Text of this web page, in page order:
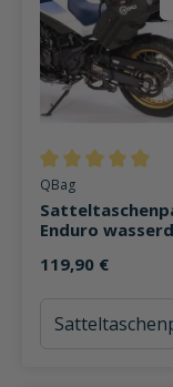
Durchschnittliche
QBag
Enduro
119,90 €